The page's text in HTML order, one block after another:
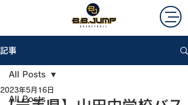
記事
All Posts
All Posts
2023年5月16日